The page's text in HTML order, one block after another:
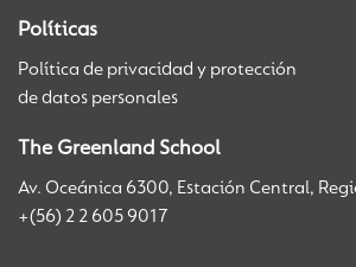
Políticas
Política de privacidad y protección
de datos personales
The Greenland School
Av. Oceánica 6300, Estación Central,
+(56) 2 2 605 9017